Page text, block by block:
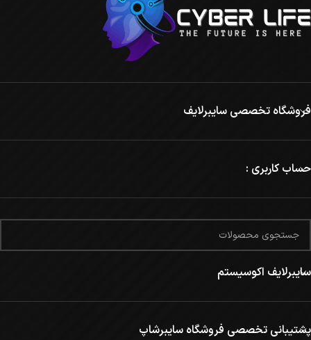
فروشگاه تخصصی سایبرلایف
حساب کاربری :
سایبرلایف اکوسیستم
پشتیبانی تخصصی فروشگاه سایبرشاپ